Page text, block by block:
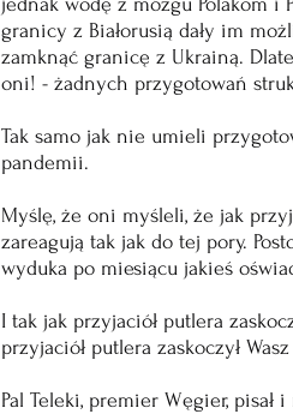
granicy z Białorusią dały im
zamknąć granicę z Ukrainą.
oni! - żadnych przygotowań
Tak samo jak nie umieli
pandemii.
Myślę, że oni myśleli, że jak
zareagują tak jak do tej pory.
wyduka po miesiącu jakieś
I tak jak przyjaciół putlera
przyjaciół putlera zaskoczył
Pal Teleki, premier Węgier, pisał